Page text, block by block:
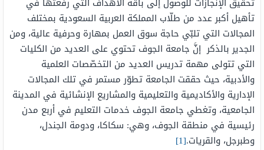
تأهيل أكبر عدد من طلّاب المملكة العربية السعودية بمختلف
المجالات التي تلبّي حاجة سوق العمل بمهارة وحرفية عالية، ومن
الجدير بالذكر إنَّ جامعة الجوف تحتوي على العديد من الكليات
التي تتولى مهمة تدريس العديد من التخصّصات العلمية
والأدبية، حيث حققت الجامعة تطوّر مستمر في تلك المجالات
الإدارية والأكاديمية والتعليمية والمشاريع الإنشائية في المدينة
الجامعية، وتغطي جامعة الجوف خدمات التعليم في أربع مدن
رئيسية في منطقة الجوف، وهي: سكاكا، ودومة الجندل،
وطبرجل، والقريات.[1]